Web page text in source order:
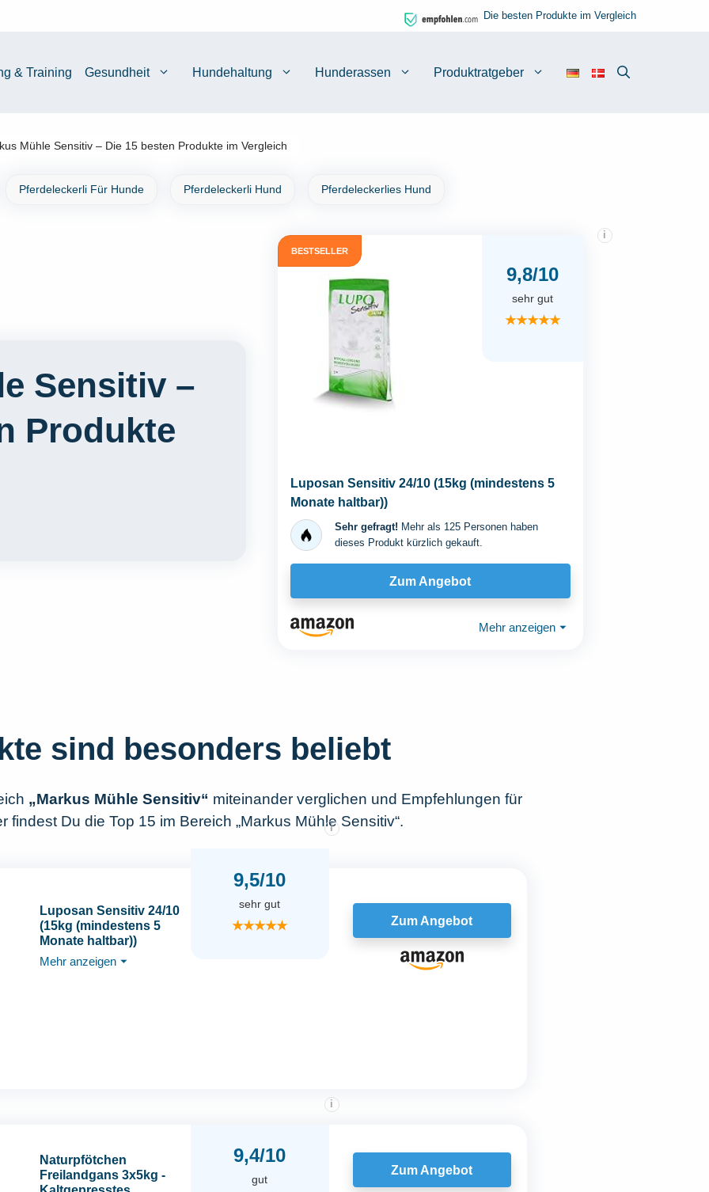
Die besten Produkte im Vergleich
& Training Gesundheit Hundehaltung Hunderassen Produktratgeber
Mühle Sensitiv – Die 15 besten Produkte im Vergleich
Pferdeleckerli Für Hunde Pferdeleckerli Hund Pferdeleckerlies Hund
Sensitiv –
Produkte
BESTSELLER
9,8/10
i
sehr gut
★★★★★
Luposan Sensitiv 24/10 (15kg (mindestens 5
Monate haltbar))
Sehr gefragt! Mehr als 125 Personen haben
dieses Produkt kürzlich gekauft.
Zum Angebot
Mehr anzeigen ⏷
sind besonders beliebt
„Markus Mühle Sensitiv“ miteinander verglichen und Empfehlungen für
findest Du die Top 15 im Bereich „Markus Mühle Sensitiv“.
Luposan Sensitiv 24/10
(15kg (mindestens 5
Monate haltbar))
Mehr anzeigen ⏷
9,5/10
i
sehr gut
★★★★★ Zum Angebot
Naturpfötchen
Freilandgans 3x5kg -
9,4/10
i
gut
Zum Angebot